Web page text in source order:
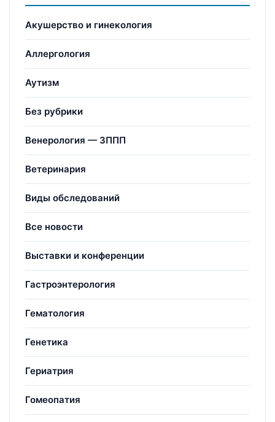
Акушерство и гинекология
Аллергология
Аутизм
Без рубрики
Венерология — ЗППП
Ветеринария
Виды обследований
Все новости
Выставки и конференции
Гастроэнтерология
Гематология
Генетика
Гериатрия
Гомеопатия